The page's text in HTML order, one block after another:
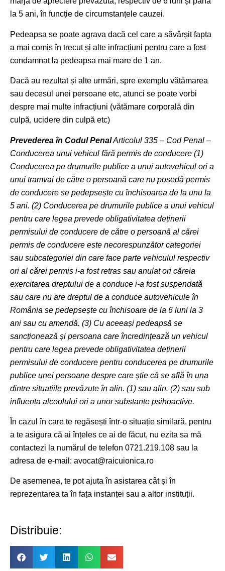
la 5 ani, în funcție de circumstanțele cauzei.
Pedeapsa se poate agrava dacă cel care a săvârșit fapta
a mai comis în trecut și alte infracțiuni pentru care a fost
condamnat la pedeapsa mai mare de 1 an.
Dacă au rezultat și alte urmări, spre exemplu vătămarea
sau decesul unei persoane etc, atunci se poate vorbi
despre mai multe infracțiuni (vătămare corporală din
culpă, ucidere din culpă etc)
Prevederea în Codul PenalArticolul 335 – Cod Penal –
Conducerea unui vehicul fără permis de conducere (1)
Conducerea pe drumurile publice a unui autovehicul ori a
unui tramvai de către o persoană care nu posedă permis
de conducere se pedepsește cu închisoarea de la unu la
5 ani. (2) Conducerea pe drumurile publice a unui vehicul
pentru care legea prevede obligativitatea deținerii
permisului de conducere de către o persoană al cărei
permis de conducere este necorespunzător categoriei
sau subcategoriei din care face parte vehiculul respectiv
ori al cărei permis i-a fost retras sau anulat ori căreia
exercitarea dreptului de a conduce i-a fost suspendată
sau care nu are dreptul de a conduce autovehicule în
România se pedepsește cu închisoare de la 6 luni la 3
ani sau cu amendă. (3) Cu aceeași pedeapsă se
sancționează și persoana care încredințează un vehicul
pentru care legea prevede obligativitatea deținerii
permisului de conducere pentru conducerea pe drumurile
publice unei persoane despre care știe că se află în una
dintre situațiile prevăzute în alin. (1) sau alin. (2) sau sub
influența alcoolului ori a unor substanțe psihoactive.
În cazul în care te regăsești într-o situație similară, pentru
a te asigura că ai înțeles ce ai de făcut, nu ezita sa mă
contactezi la numărul de telefon 0721.219.108 sau la
adresa de e-mail: avocat@raicuionica.ro
De asemenea, te pot ajuta în asistarea cât și în
reprezentarea ta în fața instanței sau a altor instituții.
Distribuie: